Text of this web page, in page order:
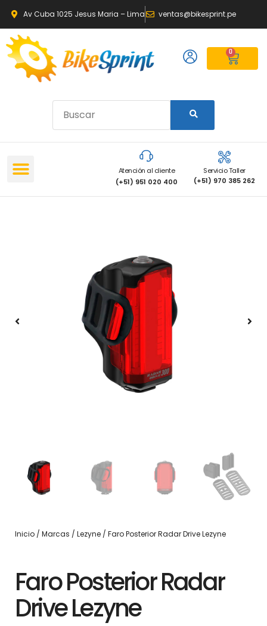
Av Cuba 1025 Jesus Maria – Lima ventas@bikesprint.pe
0
Atención al cliente
(+51) 951 020 400
Servicio Taller
(+51) 970 385 262
Inicio / Marcas / Lezyne / Faro Posterior Radar Drive Lezyne
Faro Posterior Radar
Drive Lezyne